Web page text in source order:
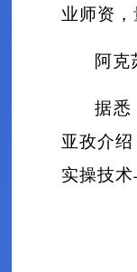
业师资
阿克
据悉
亚孜介
实操技